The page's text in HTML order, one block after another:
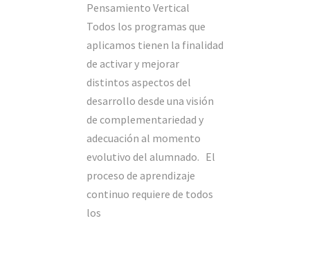
Pensamiento Vertical
Todos los programas que
aplicamos tienen la finalidad
de activar y mejorar
distintos aspectos del
desarrollo desde una visión
de complementariedad y
adecuación al momento
evolutivo del alumnado. El
proceso de aprendizaje
continuo requiere de todos
los